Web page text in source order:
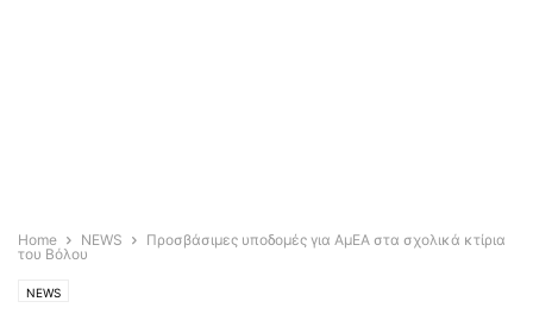
Home NEWS
Προσβάσιμες υποδομές για ΑμΕΑ στα σχολικά κτίρια
του Βόλου
NEWS